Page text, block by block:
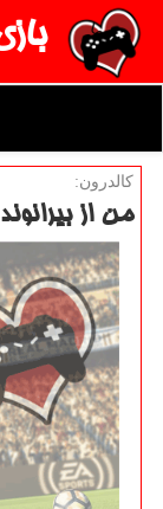
كالدرون:
من از